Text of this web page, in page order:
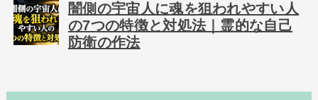
闇側の宇宙人に魂を狙われやすい人
の7つの特徴と対処法｜霊的な自己
防衛の作法